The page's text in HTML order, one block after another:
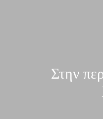
Στην